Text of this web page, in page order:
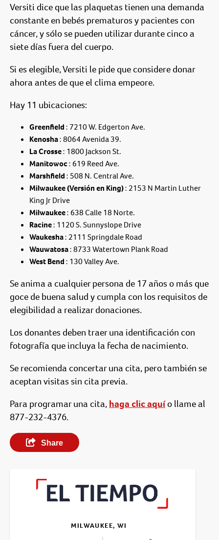
Versiti dice que las plaquetas tienen una demanda
constante en bebés prematuros y pacientes con
cáncer, y sólo se pueden utilizar durante cinco a
siete días fuera del cuerpo.
Si es elegible, Versiti le pide que considere donar
ahora antes de que el clima empeore.
Hay 11 ubicaciones:
Greenfield: 7210 W. Edgerton Ave.
Kenosha: 8064 Avenida 39.
La Crosse: 1800 Jackson St.
Manitowoc: 619 Reed Ave.
Marshfield: 508 N. Central Ave.
Milwaukee (Versión en King): 2153 N Martin Luther
King Jr Drive
Milwaukee: 638 Calle 18 Norte.
Racine: 1120 S. Sunnyslope Drive
Waukesha: 2111 Springdale Road
Wauwatosa: 8733 Watertown Plank Road
West Bend: 130 Valley Ave.
Se anima a cualquier persona de 17 años o más que
goce de buena salud y cumpla con los requisitos de
elegibilidad a realizar donaciones.
Los donantes deben traer una identificación con
fotografía que incluya la fecha de nacimiento.
Se recomienda concertar una cita, pero también se
aceptan visitas sin cita previa.
Para programar una cita, haga clic aquío llame al
877-232-4376.
Share
MILWAUKEE, WI